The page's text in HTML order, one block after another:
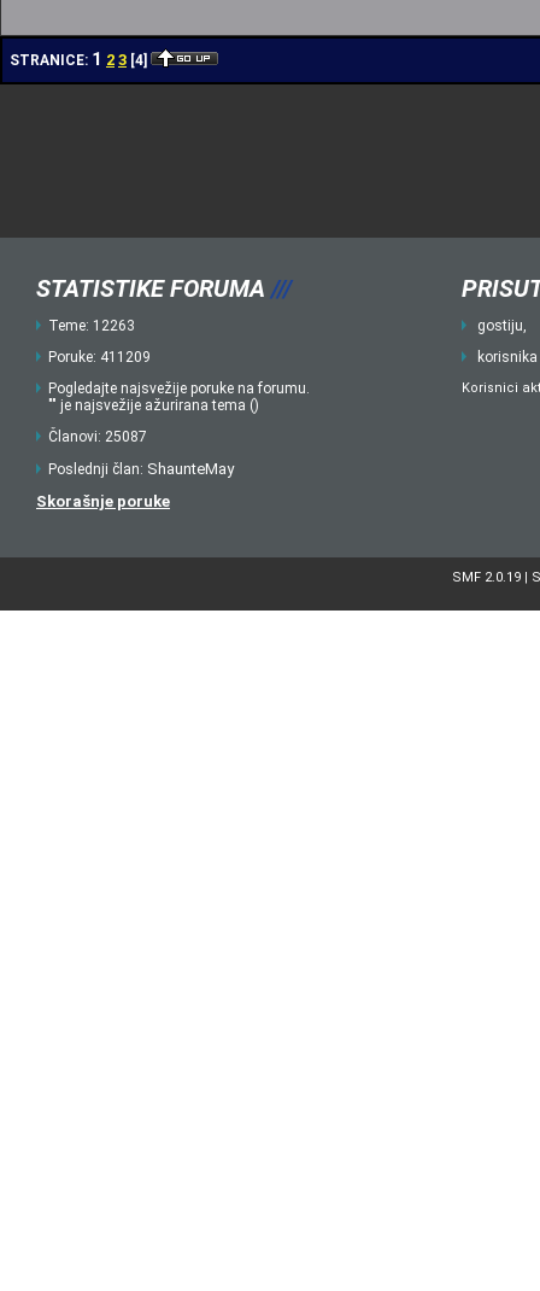
STRANICE: 1 2 3 [4]
STATISTIKE FORUMA ///
Teme: 12263
Poruke: 411209
Pogledajte najsvežije poruke na forumu.
"" je najsvežije ažurirana tema ()
Članovi: 25087
Poslednji član: ShaunteMay
Skorašnje poruke
gostiju,
korisnika
Korisnici
SMF 2.0.19|